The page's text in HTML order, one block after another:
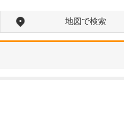
地図で検索
どのような透析治療が受け
当院では、一般的な血液
透析に加え、血液ろ過透
析、血液吸着、オンライ